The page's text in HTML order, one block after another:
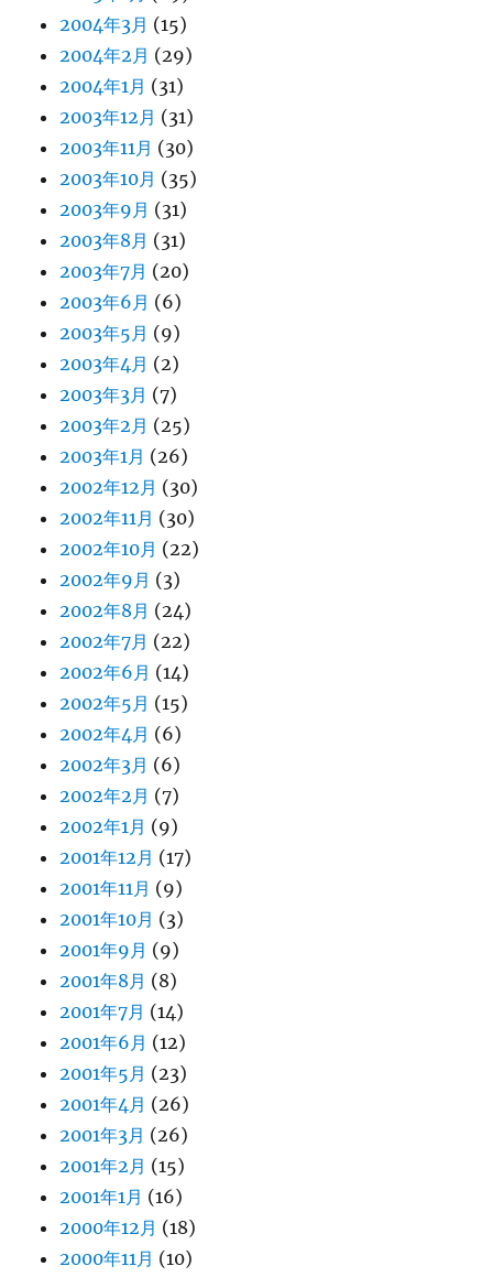
2004年3月 (15)
2004年2月 (29)
2004年1月 (31)
2003年12月 (31)
2003年11月 (30)
2003年10月 (35)
2003年9月 (31)
2003年8月 (31)
2003年7月 (20)
2003年6月 (6)
2003年5月 (9)
2003年4月 (2)
2003年3月 (7)
2003年2月 (25)
2003年1月 (26)
2002年12月 (30)
2002年11月 (30)
2002年10月 (22)
2002年9月 (3)
2002年8月 (24)
2002年7月 (22)
2002年6月 (14)
2002年5月 (15)
2002年4月 (6)
2002年3月 (6)
2002年2月 (7)
2002年1月 (9)
2001年12月 (17)
2001年11月 (9)
2001年10月 (3)
2001年9月 (9)
2001年8月 (8)
2001年7月 (14)
2001年6月 (12)
2001年5月 (23)
2001年4月 (26)
2001年3月 (26)
2001年2月 (15)
2001年1月 (16)
2000年12月 (18)
2000年11月 (10)